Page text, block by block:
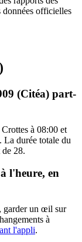
données officielles
(Citéa) part-
à 08:00 et
La durée totale du
28.
l'heure, en
garder un œil sur
à
l'appli.